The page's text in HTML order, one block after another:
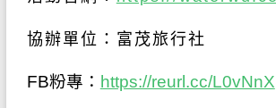
協辦單位：富茂旅行社
FB粉專： https://reurl.cc/L0vNnX